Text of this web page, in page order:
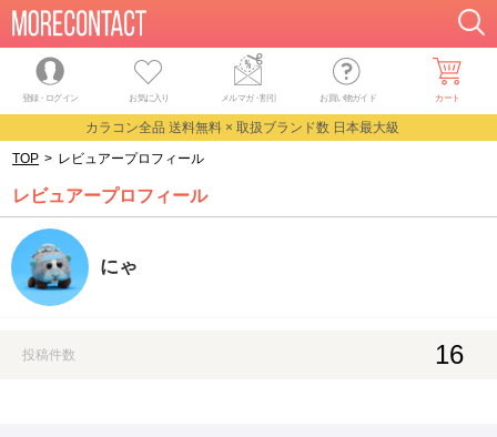
登録・ログイン お気に入り メルマガ・割引 お買い物ガイド カート
カラコン全品 送料無料 × 取扱ブランド数 日本最大級
TOP > レビュアープロフィール
レビュアープロフィール
にゃ
投稿件数 16